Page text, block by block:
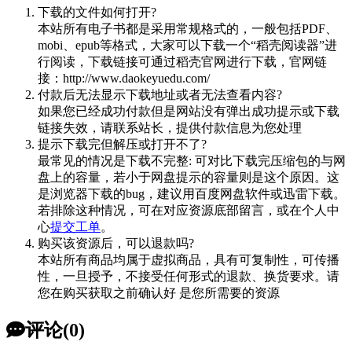
下载的文件如何打开?
本站所有电子书都是采用常规格式的，一般包括PDF、
mobi、epub等格式，大家可以下载一个“稻壳阅读器”进
行阅读，下载链接可通过稻壳官网进行下载，官网链
接：http://www.daokeyuedu.com/
付款后无法显示下载地址或者无法查看内容?
如果您已经成功付款但是网站没有弹出成功提示或下载
链接失效，请联系站长，提供付款信息为您处理
提示下载完但解压或打开不了?
最常见的情况是下载不完整: 可对比下载完压缩包的与网
盘上的容量，若小于网盘提示的容量则是这个原因。这
是浏览器下载的bug，建议用百度网盘软件或迅雷下载。
若排除这种情况，可在对应资源底部留言，或在个人中
心提交工单。
购买该资源后，可以退款吗?
本站所有商品均属于虚拟商品，具有可复制性，可传播
性，一旦授予，不接受任何形式的退款、换货要求。请
您在购买获取之前确认好 是您所需要的资源
评论(0)